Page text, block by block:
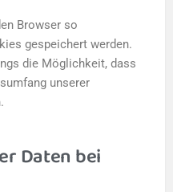
Browser so
gespeichert werden.
die Möglichkeit, dass
unserer
Daten bei